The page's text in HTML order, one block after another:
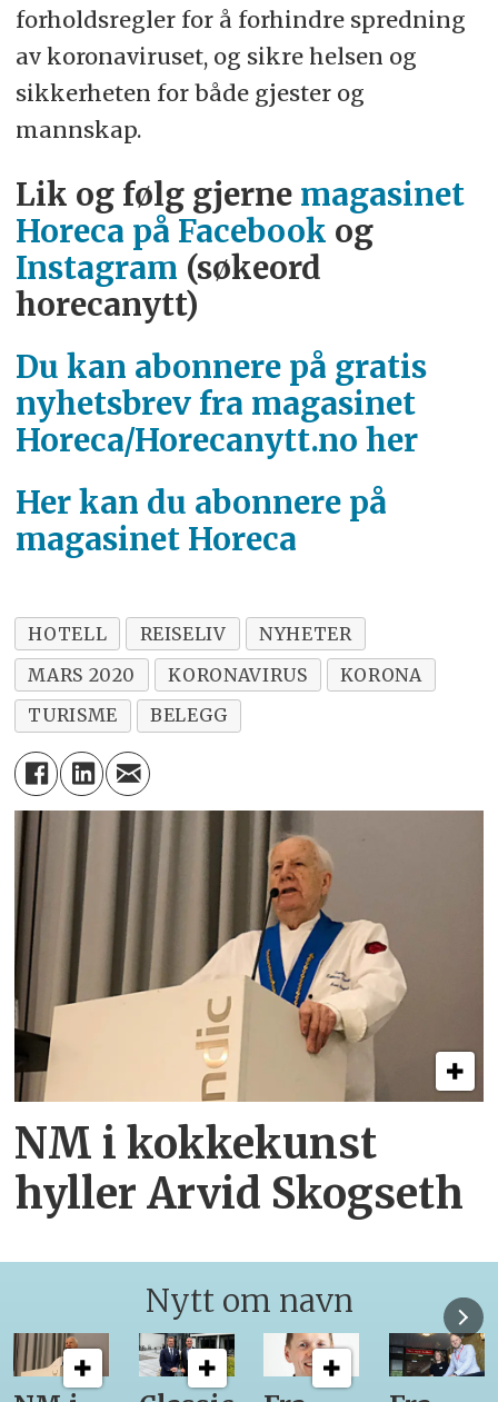
forholdsregler for å forhindre spredning
av koronaviruset, og sikre helsen og
sikkerheten for både gjester og
mannskap.
Lik og følg gjerne magasinet
Horeca på Facebook og
Instagram (søkeord
horecanytt)
Du kan abonnere på gratis
nyhetsbrev fra magasinet
Horeca/Horecanytt.no her
Her kan du abonnere på
magasinet Horeca
HOTELL REISELIV
NYHETER
MARS 2020
KORONAVIRUS
KORONA
TURISME
BELEGG
NM i kokkekunst
hyller Arvid Skogseth
Nytt om navn